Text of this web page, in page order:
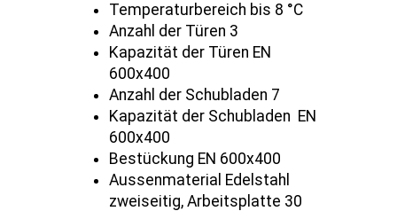
Temperaturbereich bis 8 °C
Anzahl der Türen 3
Kapazität der Türen EN
600x400
Anzahl der Schubladen 7
Kapazität der Schubladen EN
600x400
Bestückung EN 600x400
Aussenmaterial Edelstahl
zweiseitig, Arbeitsplatte 30